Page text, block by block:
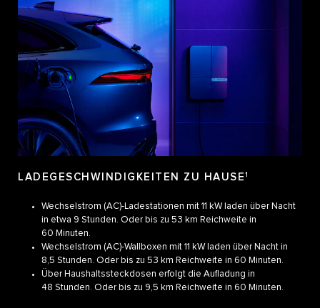
LADEGESCHWINDIGKEITEN ZU HAUSE 1
Wechselstrom (AC)-Ladestationen mit 11 kW laden über Nacht
in etwa 9 Stunden. Oder bis zu 53 km Reichweite in
60 Minuten.
Wechselstrom (AC)-Wallboxen mit 11 kW laden über Nacht in
8,5 Stunden. Oder bis zu 53 km Reichweite in 60 Minuten.
Über Haushaltssteckdosen erfolgt die Aufladung in
48 Stunden. Oder bis zu 9,5 km Reichweite in 60 Minuten.